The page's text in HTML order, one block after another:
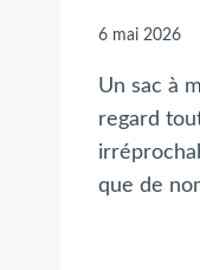
6 mai 2026
Un sac à
regard
que de